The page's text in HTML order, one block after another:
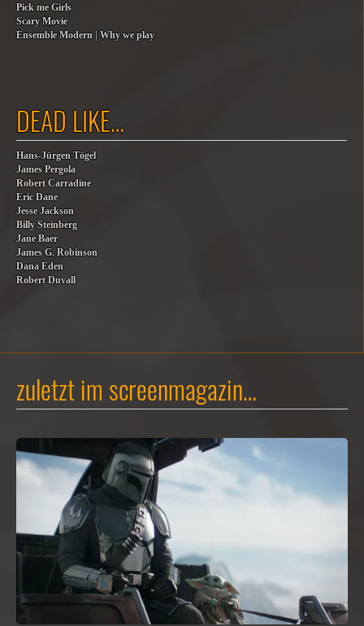
Pick me Girls
Scary Movie
Ensemble Modern | Why we play
DEAD LIKE…
Hans-Jürgen Tögel
James Pergola
Robert Carradine
Eric Dane
Jesse Jackson
Billy Steinberg
Jane Baer
James G. Robinson
Dana Eden
Robert Duvall
zuletzt im screenmagazin…